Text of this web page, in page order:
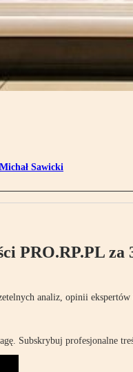
Michał Sawicki
PRO.RP.PL za
analiz, opinii
Subskrybuj profesjonalne